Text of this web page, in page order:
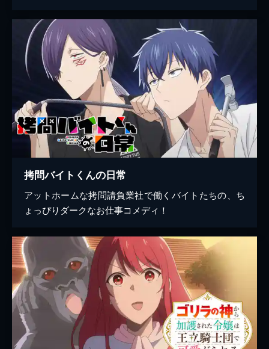
拷問バイトくんの日常
アットホームな拷問請負業社で働くバイトたちの、ち
ょっぴりダークなお仕事コメディ！